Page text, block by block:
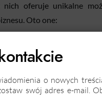
oferuje unikalne
Oto one:
czyli
w konkretnych
o nowych
swój adres e-mail.